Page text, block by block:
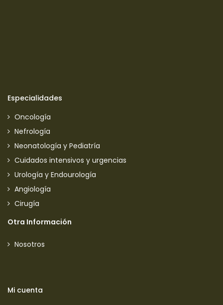
Especialidades
Oncología
Nefrología
Neonatología y Pediatría
Cuidados intensivos y urgencias
Urología y Endourología
Angiología
Cirugía
Otra Información
Nosotros
Mi cuenta